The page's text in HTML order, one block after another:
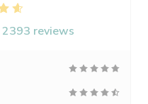
2393 reviews